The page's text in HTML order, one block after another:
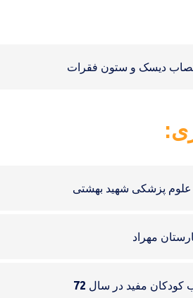
دیسک و ستون فقرات
علوم پزشکی شهید بهشتی
مهراد
مفید در سال 72